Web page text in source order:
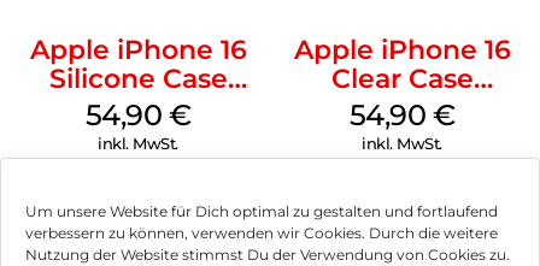
Um unsere Website für Dich optimal zu gestalten und fortlaufend
verbessern zu können, verwenden wir Cookies. Durch die weitere
Nutzung der Website stimmst Du der Verwendung von Cookies zu.
Apple iPhone 16
Silicone Case
MagSafe Black
54,90 €
inkl. MwSt.
Apple iPhone 16
Clear Case
MagSafe
Transparent
54,90 €
inkl. MwSt.